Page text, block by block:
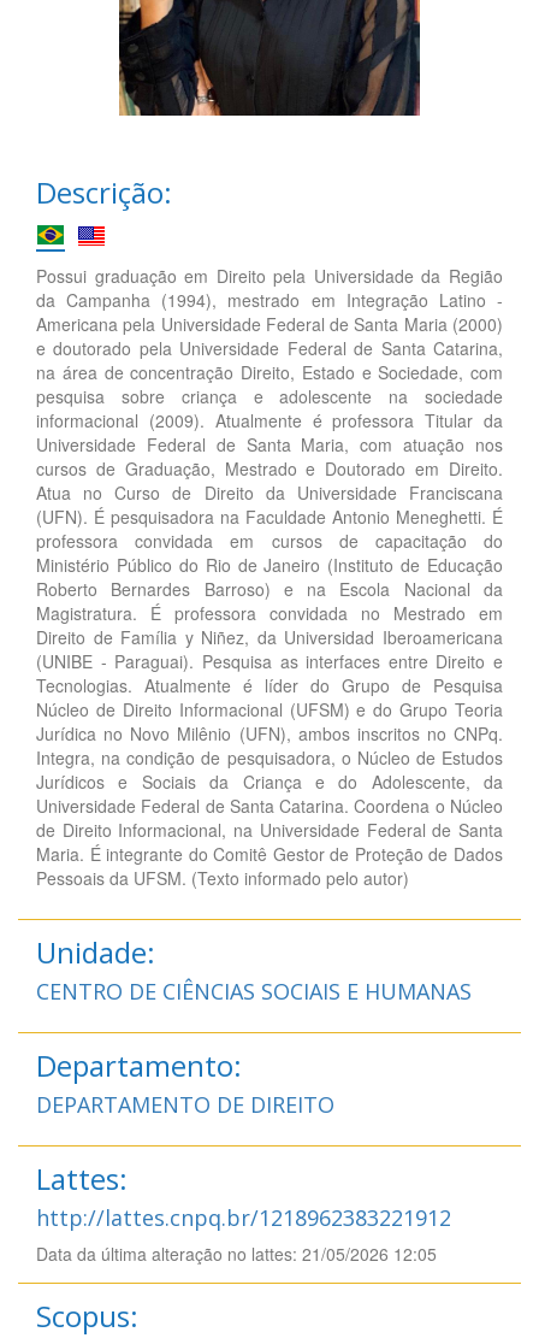
Descrição:
Possui graduação em Direito pela Universidade da Região
da Campanha (1994), mestrado em Integração Latino -
Americana pela Universidade Federal de Santa Maria (2000)
e doutorado pela Universidade Federal de Santa Catarina,
na área de concentração Direito, Estado e Sociedade, com
pesquisa sobre criança e adolescente na sociedade
informacional (2009). Atualmente é professora Titular da
Universidade Federal de Santa Maria, com atuação nos
cursos de Graduação, Mestrado e Doutorado em Direito.
Atua no Curso de Direito da Universidade Franciscana
(UFN). É pesquisadora na Faculdade Antonio Meneghetti. É
professora convidada em cursos de capacitação do
Ministério Público do Rio de Janeiro (Instituto de Educação
Roberto Bernardes Barroso) e na Escola Nacional da
Magistratura. É professora convidada no Mestrado em
Direito de Família y Niñez, da Universidad Iberoamericana
(UNIBE - Paraguai). Pesquisa as interfaces entre Direito e
Tecnologias. Atualmente é líder do Grupo de Pesquisa
Núcleo de Direito Informacional (UFSM) e do Grupo Teoria
Jurídica no Novo Milênio (UFN), ambos inscritos no CNPq.
Integra, na condição de pesquisadora, o Núcleo de Estudos
Jurídicos e Sociais da Criança e do Adolescente, da
Universidade Federal de Santa Catarina. Coordena o Núcleo
de Direito Informacional, na Universidade Federal de Santa
Maria. É integrante do Comitê Gestor de Proteção de Dados
Pessoais da UFSM. (Texto informado pelo autor)
Unidade:
CENTRO DE CIÊNCIAS SOCIAIS E HUMANAS
Departamento:
DEPARTAMENTO DE DIREITO
Lattes:
http://lattes.cnpq.br/1218962383221912
Data da última alteração no lattes: 21/05/2026 12:05
Scopus: